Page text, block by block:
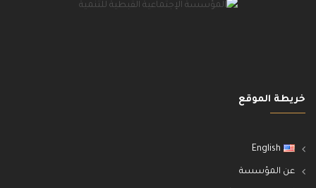
خريطة الموقع
English
عن المؤسسة